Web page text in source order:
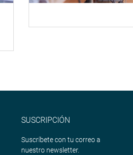
SUSCRIPCIÓN
Suscríbete con tu correo a
nuestro newsletter.